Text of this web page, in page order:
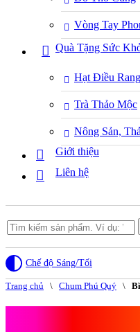
Vòng Tay
Quà Tặng Sức
Hạt Điều
Trà Thảo Mộc
Nông Sản,
Giới thiệu
Liên hệ
Search
for...
Chế độ Sáng/Tối
Trang chủ \ Chum Phú Quý \